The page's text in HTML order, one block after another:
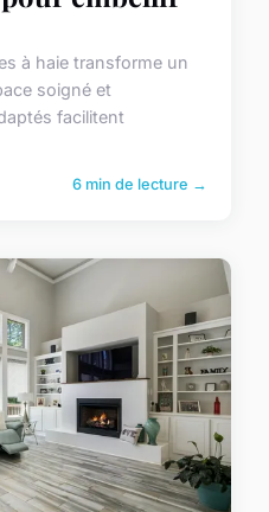
à haie transforme un
soigné et
facilitent
6 min de lecture →